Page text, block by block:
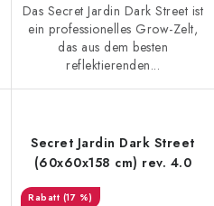
Das Secret Jardin Dark Street ist
ein professionelles Grow-Zelt,
das aus dem besten
reflektierenden...
Secret Jardin Dark Street
(60x60x158 cm) rev. 4.0
(17 %)